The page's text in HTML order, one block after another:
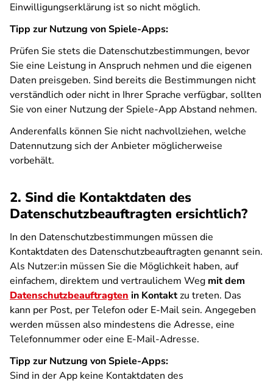
Einwilligungserklärung ist so nicht möglich.
Tipp zur Nutzung von Spiele-Apps:
Prüfen Sie stets die Datenschutzbestimmungen, bevor
Sie eine Leistung in Anspruch nehmen und die eigenen
Daten preisgeben. Sind bereits die Bestimmungen nicht
verständlich oder nicht in Ihrer Sprache verfügbar, sollten
Sie von einer Nutzung der Spiele-App Abstand nehmen.
Anderenfalls können Sie nicht nachvollziehen, welche
Datennutzung sich der Anbieter möglicherweise
vorbehält.
2. Sind die Kontaktdaten des
Datenschutzbeauftragten ersichtlich?
In den Datenschutzbestimmungen müssen die
Kontaktdaten des Datenschutzbeauftragten genannt sein.
Als Nutzer:in müssen Sie die Möglichkeit haben, auf
einfachem, direktem und vertraulichem Weg mit dem
Datenschutzbeauftragten in Kontaktzu treten. Das
kann per Post, per Telefon oder E-Mail sein. Angegeben
werden müssen also mindestens die Adresse, eine
Telefonnummer oder eine E-Mail-Adresse.
Tipp zur Nutzung von Spiele-Apps:
Sind in der App keine Kontaktdaten des